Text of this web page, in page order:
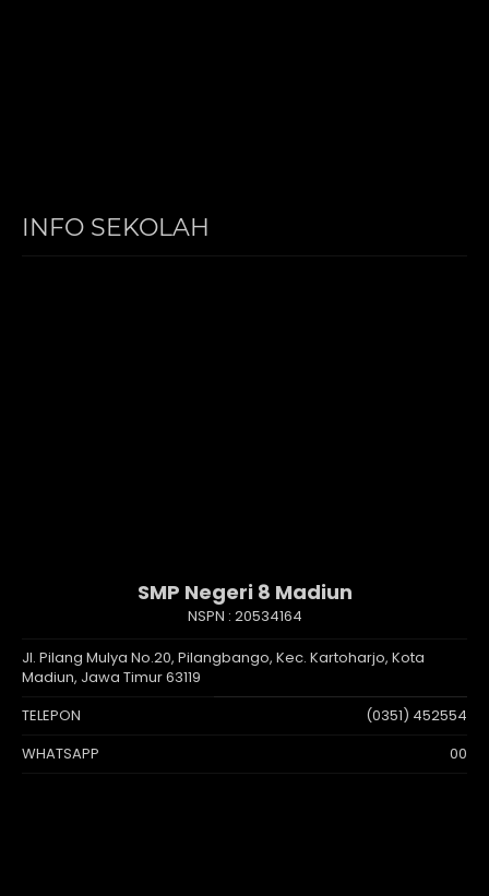
INFO SEKOLAH
SMP Negeri 8 Madiun
NSPN : 20534164
Jl. Pilang Mulya No.20, Pilangbango, Kec. Kartoharjo, Kota
Madiun, Jawa Timur 63119
TELEPON
(0351) 452554
WHATSAPP
00